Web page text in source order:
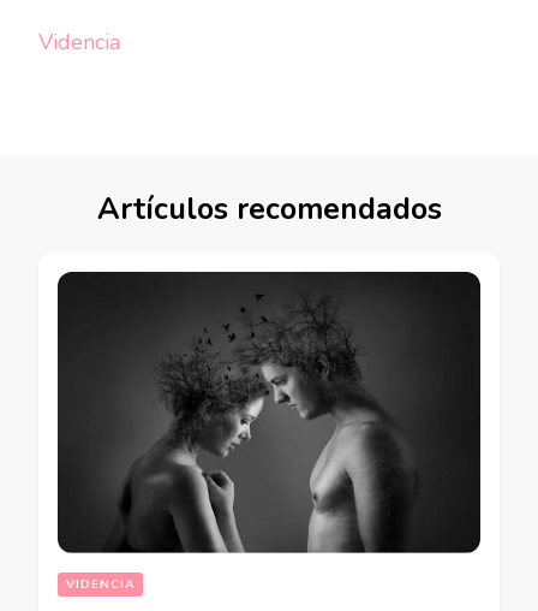
Videncia
Artículos recomendados
VIDENCIA